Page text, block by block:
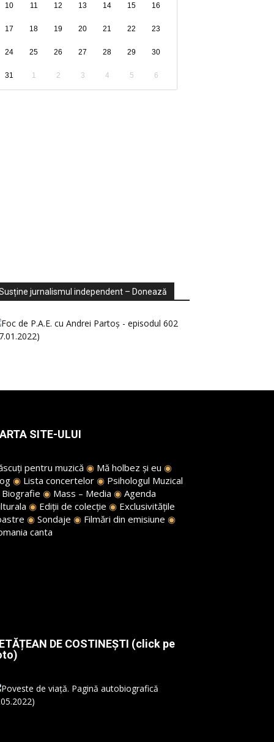
10 11 12 13 14 15 16
17 18 19 20 21 22 23
24 25 26 27 28 29 30
31 1 2 3 4 5 6
jurnalismul independent – Donează
SITE-ULUI
pentru muzică ◉ Mă holbez și eu ◉
◉ Lista concertelor ◉ Psihologul Muzical
Biografie ◉ Mass – Media ◉ Agenda
◉ Ediții de colecție ◉ Exclusivitățile
◉ Sondaje ◉ Filmări din emisiune ◉
canta
DE COSTINEȘTI (click pe